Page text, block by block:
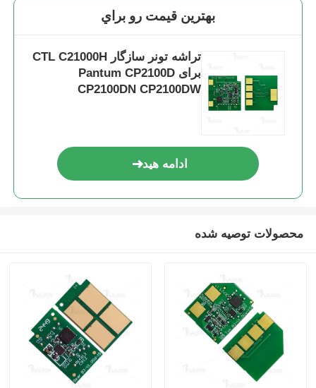
بهترين قيمت رو براي
تراشه تونر سازگار CTL C21000H
برای Pantum CP2100D
CP2100DN CP2100DW
ادامه هید
محصولات توصیه شده